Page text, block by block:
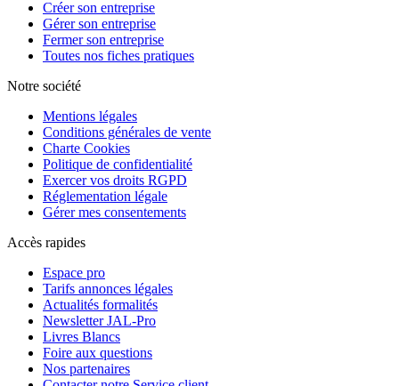
Créer son entreprise
Gérer son entreprise
Fermer son entreprise
Toutes nos fiches pratiques
Notre société
Mentions légales
Conditions générales de vente
Charte Cookies
Politique de confidentialité
Exercer vos droits RGPD
Réglementation légale
Gérer mes consentements
Accès rapides
Espace pro
Tarifs annonces légales
Actualités formalités
Newsletter JAL-Pro
Livres Blancs
Foire aux questions
Nos partenaires